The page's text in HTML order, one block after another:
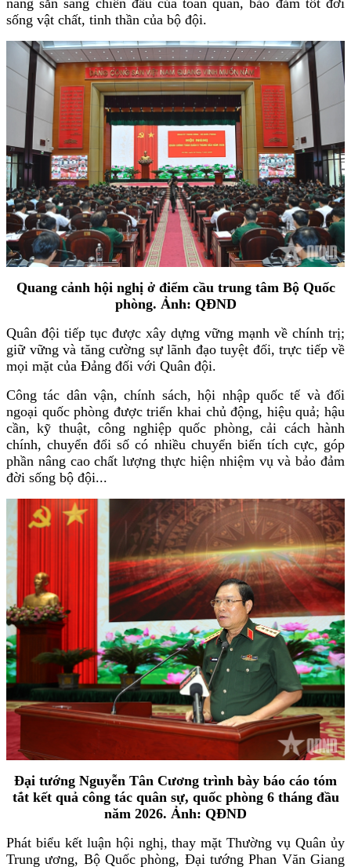
năng sẵn sàng chiến đấu của toàn quân, bảo đảm tốt đời
sống vật chất, tinh thần của bộ đội.
Quang cảnh hội nghị ở điểm cầu trung tâm Bộ Quốc
phòng. Ảnh: QĐND
Quân đội tiếp tục được xây dựng vững mạnh về chính trị;
giữ vững và tăng cường sự lãnh đạo tuyệt đối, trực tiếp về
mọi mặt của Đảng đối với Quân đội.
Công tác dân vận, chính sách, hội nhập quốc tế và đối
ngoại quốc phòng được triển khai chủ động, hiệu quả; hậu
cần, kỹ thuật, công nghiệp quốc phòng, cải cách hành
chính, chuyển đổi số có nhiều chuyển biến tích cực, góp
phần nâng cao chất lượng thực hiện nhiệm vụ và bảo đảm
đời sống bộ đội...
Đại tướng Nguyễn Tân Cương trình bày báo cáo tóm
tắt kết quả công tác quân sự, quốc phòng 6 tháng đầu
năm 2026. Ảnh: QĐND
Phát biểu kết luận hội nghị, thay mặt Thường vụ Quân ủy
Trung ương, Bộ Quốc phòng, Đại tướng Phan Văn Giang